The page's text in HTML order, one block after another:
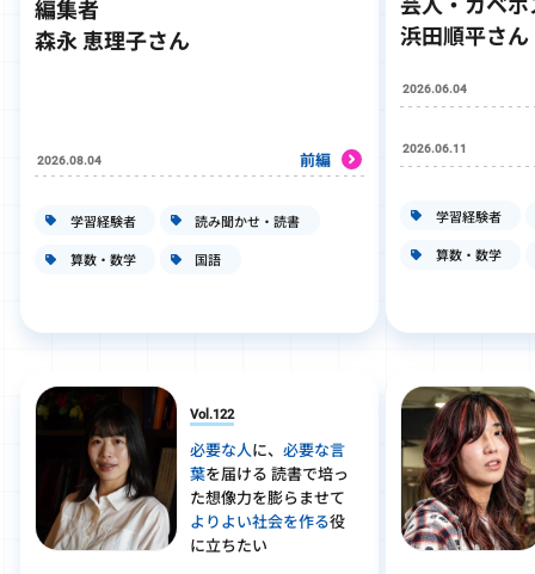
編集者
森永 恵理子さん
2026.08.04 前編
学習経験者 読み聞かせ・読書
算数・数学 国語
Vol.122
必要な人に、 必要な言
葉を届ける 読書で培っ
た想像力を膨らませて
よりよい社会を作る役
に立ちたい
浜田順平さん
2026.06.04
2026.06.11
学習経験者
算数・数学